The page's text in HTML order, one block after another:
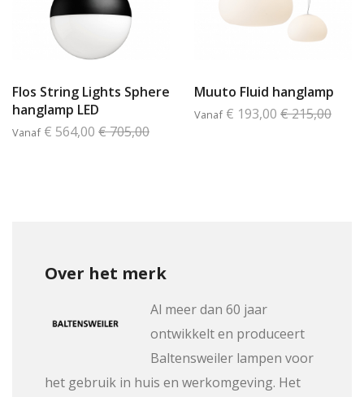
Flos String Lights Sphere
hanglamp LED
Vanaf € 564,00 € 705,00
Muuto Fluid hanglamp
Vanaf € 193,00 € 215,00
Over het merk
Al meer dan 60 jaar
ontwikkelt en produceert
Baltensweiler lampen voor
het gebruik in huis en werkomgeving. Het